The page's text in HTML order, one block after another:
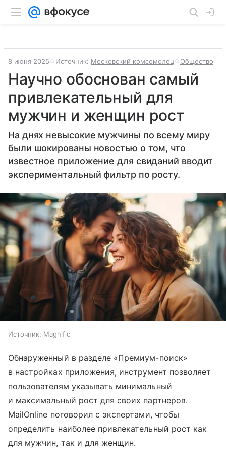
8 июня 2025 Источник: Московский комсомолец Общество
Научно обоснован самый
привлекательный для
мужчин и женщин рост
На днях невысокие мужчины по всему миру
были шокированы новостью о том, что
известное приложение для свиданий вводит
экспериментальный фильтр по росту.
Источник: Magnific
Обнаруженный в разделе «Премиум-поиск»
в настройках приложения, инструмент позволяет
пользователям указывать минимальный
и максимальный рост для своих партнеров.
MailOnline поговорил с экспертами, чтобы
определить наиболее привлекательный рост как
для мужчин, так и для женщин.